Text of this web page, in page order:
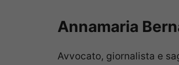
Annamaria
Avvocato, giornalista e